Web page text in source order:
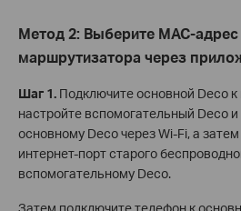
Метод 2: Выберите MAC-адрес
маршрутизатора через
Шаг 1. Подключите основной Deco
настройте вспомогательный Deco и
основному Deco через Wi-Fi, а
интернет-порт старого
вспомогательному Deco.